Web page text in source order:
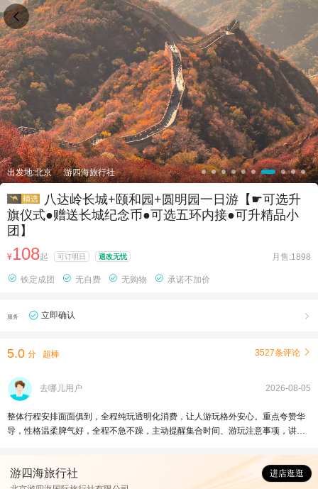
出发地:北京 游四海旅行社
八达岭长城+颐和园+圆明园一日游【☛可选升
旗仪式●赠送长城纪念币●可选五环内接●可升精品小
团】
¥108起 可订明日 退改无忧 月售:1898
 铁定成团  无自费  无购物  承诺不加价
服务 立即确认 
5.0 分 超棒 3527条评论 
去哪儿用户 2026-08-05
整体行程安排面面俱到，全程纯玩透明化消费，让人游玩格外安心。重点夸赞华
导，性格温柔脾气好，全程不急不躁，主动提醒集合时间、游玩注意事项，讲解
玩更尽兴；颐和园步步是景，皇家园林韵味十足；圆明园兼具自然风光与历史厚
重感，勿忘国耻，砥砺前行，一次圆满的北京一日游。
游四海旅行社
进店逛逛
